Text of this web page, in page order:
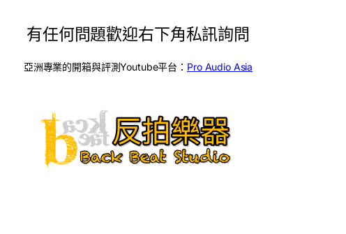
有任何問題歡迎右下角私訊詢問
亞洲專業的開箱與評測Youtube平台： Pro Audio Asia